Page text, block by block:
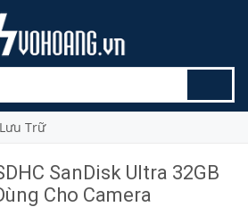
Trữ
SanDisk Ultra 32GB
Cho Camera